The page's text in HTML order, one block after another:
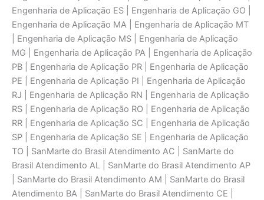
Engenharia de Aplicaçāo ES | Engenharia de Aplicaçāo GO |
Engenharia de Aplicaçāo MA | Engenharia de Aplicaçāo MT
| Engenharia de Aplicaçāo MS | Engenharia de Aplicaçāo
MG | Engenharia de Aplicaçāo PA | Engenharia de Aplicaçāo
PB | Engenharia de Aplicaçāo PR | Engenharia de Aplicaçāo
PE | Engenharia de Aplicaçāo PI | Engenharia de Aplicaçāo
RJ | Engenharia de Aplicaçāo RN | Engenharia de Aplicaçāo
RS | Engenharia de Aplicaçāo RO | Engenharia de Aplicaçāo
RR | Engenharia de Aplicaçāo SC | Engenharia de Aplicaçāo
SP | Engenharia de Aplicaçāo SE | Engenharia de Aplicaçāo
TO | SanMarte do Brasil Atendimento AC | SanMarte do
Brasil Atendimento AL | SanMarte do Brasil Atendimento AP
| SanMarte do Brasil Atendimento AM | SanMarte do Brasil
Atendimento BA | SanMarte do Brasil Atendimento CE |